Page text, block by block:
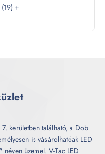
191
t
+
kerületben található, a Dob
is vásárolhatóak LED
üzemel. V-Tac LED